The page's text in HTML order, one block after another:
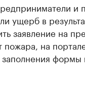
и
ущерб в
заявление на
на
формы